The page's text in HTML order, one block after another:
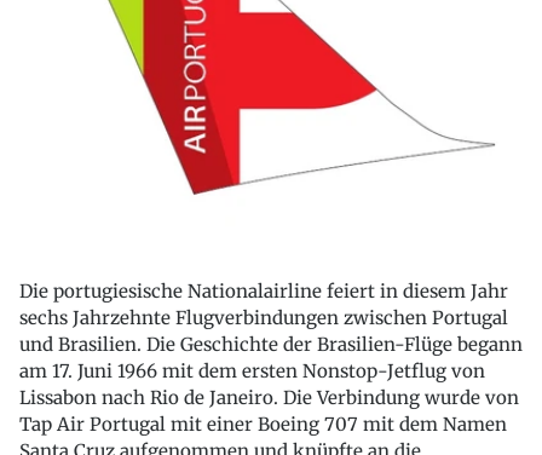
Die portugiesische Nationalairline feiert in diesem Jahr
sechs Jahrzehnte Flugverbindungen zwischen Portugal
und Brasilien. Die Geschichte der Brasilien-Flüge begann
am 17. Juni 1966 mit dem ersten Nonstop-Jetflug von
Lissabon nach Rio de Janeiro. Die Verbindung wurde von
Tap Air Portugal mit einer Boeing 707 mit dem Namen